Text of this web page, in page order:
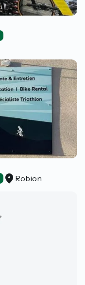
Robion